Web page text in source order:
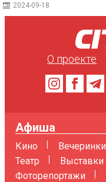
2024-09-18
О проекте
Афиша
Кино Вечеринки
Театр
Выставки
Фоторепортажи